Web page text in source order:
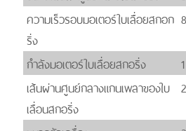
ความเร็วรอบมอเตอร์ใบเลื่อยสกอก
ริ่ง
กำลังมอเตอร์ใบเลื่อยสกอริ่ง
1
เส้นผ่านศูนย์กลางแกนเพลาของใบ
เลื่อนสกอริ่ง